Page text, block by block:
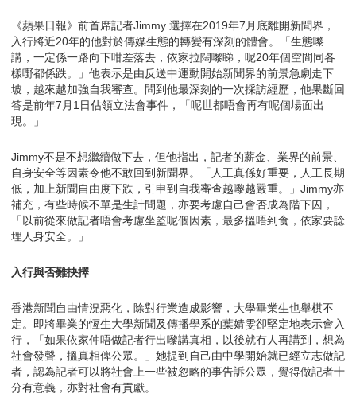
《蘋果日報》前首席記者Jimmy 選擇在2019年7月底離開新聞界，
入行將近20年的他對於傳媒生態的轉變有深刻的體會。「生態嚟
講，一定係一路向下咁差落去，依家拉闊嚟睇，呢20年個空間同各
樣嘢都係跌。」他表示是由反送中運動開始新聞界的前景急劇走下
坡，越來越加強自我審查。問到他最深刻的一次採訪經歷，他果斷回
答是前年7月1日佔領立法會事件，「呢世都唔會再有呢個場面出
現。」
Jimmy不是不想繼續做下去，但他指出，記者的薪金、業界的前景、
自身安全等因素令他不敢回到新聞界。「人工真係好重要，人工長期
低，加上新聞自由度下跌，引申到自我審查越嚟越嚴重。」Jimmy亦
補充，有些時候不單是生計問題，亦要考慮自己會否成為階下囚，
「以前從來做記者唔會考慮坐監呢個因素，最多搵唔到食，依家要諗
埋人身安全。」
入行與否難抉擇
香港新聞自由情況惡化，除對行業造成影響，大學畢業生也舉棋不
定。即將畢業的恆生大學新聞及傳播學系的葉婧雯卻堅定地表示會入
行，「如果依家仲唔做記者行出嚟講真相，以後就冇人再講到，想為
社會發聲，搵真相俾公眾。」她提到自己由中學開始就已經立志做記
者，認為記者可以將社會上一些被忽略的事告訴公眾，覺得做記者十
分有意義，亦對社會有貢獻。